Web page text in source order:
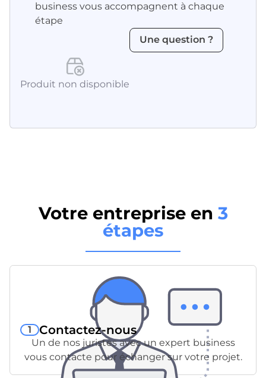
business vous accompagnent à chaque
étape
Produit non disponible
Une question ?
Votre entreprise en 3
étapes
1 Contactez-nous
Un de nos juristes avec un expert business
vous contacte pour échanger sur votre projet.